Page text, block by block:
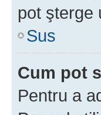
pot şterge
Sus
Cum pot
Pentru a